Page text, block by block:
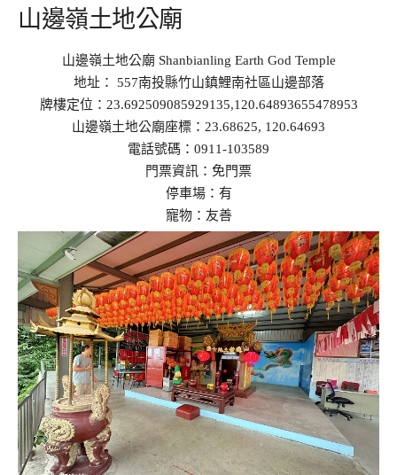
山邊嶺土地公廟
山邊嶺土地公廟 Shanbianling Earth God Temple
地址： 557南投縣竹山鎮鯉南社區山邊部落
牌樓定位：23.692509085929135,120.64893655478953
山邊嶺土地公廟座標：23.68625, 120.64693
電話號碼：0911-103589
門票資訊：免門票
停車場：有
寵物：友善